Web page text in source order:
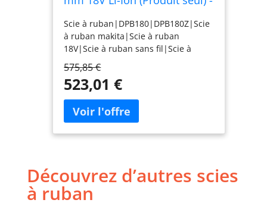
Scie à ruban|DPB180|DPB180Z|Scie
à ruban makita|Scie à ruban
18V|Scie à ruban sans fil|Scie à
professionnelle
575,85 €
523,01 €
Découvrez d’autres scies
à ruban